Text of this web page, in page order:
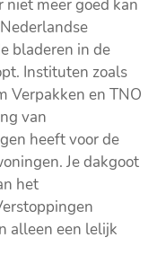
niet meer goed kan
bladeren in de
Instituten zoals
Verpakken en TNO
van
heeft voor de
Je dakgoot
het
alleen een lelijk